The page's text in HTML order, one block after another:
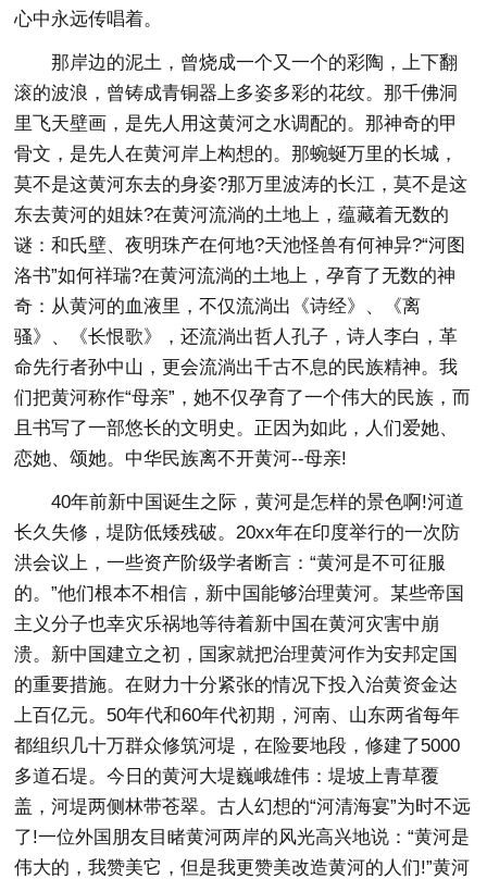
心中永远传唱着。
那岸边的泥土，曾烧成一个又一个的彩陶，上下翻
滚的波浪，曾铸成青铜器上多姿多彩的花纹。那千佛洞
里飞天壁画，是先人用这黄河之水调配的。那神奇的甲
骨文，是先人在黄河岸上构想的。那蜿蜒万里的长城，
莫不是这黄河东去的身姿?那万里波涛的长江，莫不是这
东去黄河的姐妹?在黄河流淌的土地上，蕴藏着无数的
谜：和氏壁、夜明珠产在何地?天池怪兽有何神异?“河图
洛书”如何祥瑞?在黄河流淌的土地上，孕育了无数的神
奇：从黄河的血液里，不仅流淌出《诗经》、《离
骚》、《长恨歌》，还流淌出哲人孔子，诗人李白，革
命先行者孙中山，更会流淌出千古不息的民族精神。我
们把黄河称作“母亲”，她不仅孕育了一个伟大的民族，而
且书写了一部悠长的文明史。正因为如此，人们爱她、
恋她、颂她。中华民族离不开黄河--母亲!
40年前新中国诞生之际，黄河是怎样的景色啊!河道
长久失修，堤防低矮残破。20xx年在印度举行的一次防
洪会议上，一些资产阶级学者断言：“黄河是不可征服
的。”他们根本不相信，新中国能够治理黄河。某些帝国
主义分子也幸灾乐祸地等待着新中国在黄河灾害中崩
溃。新中国建立之初，国家就把治理黄河作为安邦定国
的重要措施。在财力十分紧张的情况下投入治黄资金达
上百亿元。50年代和60年代初期，河南、山东两省每年
都组织几十万群众修筑河堤，在险要地段，修建了5000
多道石堤。今日的黄河大堤巍峨雄伟：堤坡上青草覆
盖，河堤两侧林带苍翠。古人幻想的“河清海宴”为时不远
了!一位外国朋友目睹黄河两岸的风光高兴地说：“黄河是
伟大的，我赞美它，但是我更赞美改造黄河的人们!”黄河